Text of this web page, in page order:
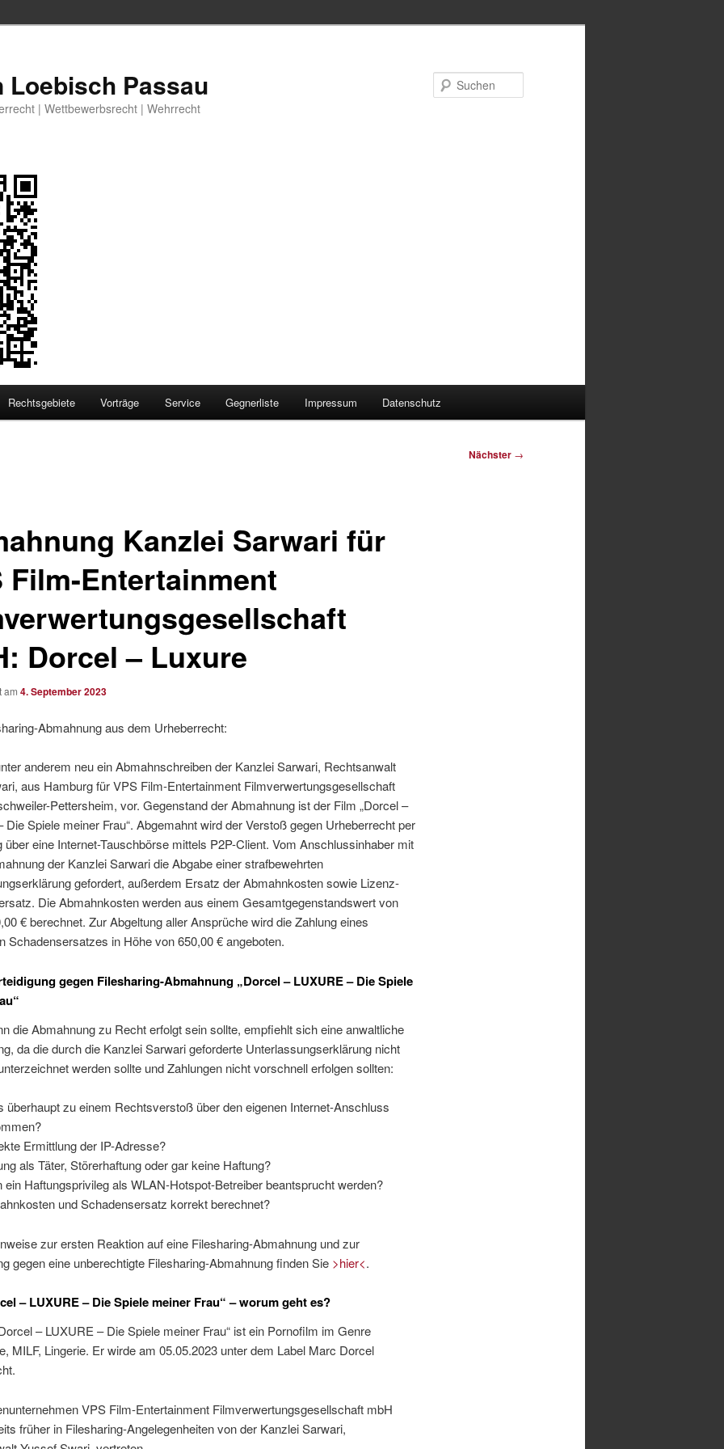
Loebisch Passau
| Wettbewerbsrecht | Wehrrecht
Rechtsgebiete Vorträge Service Gegnerliste Impressum Datenschutz
Nächster →
Kanzlei Sarwari für
Film-Entertainment
Dorcel – Luxure
am 4. September 2023
Abmahnung aus dem Urheberrecht:
anderem neu ein Abmahnschreiben der Kanzlei Sarwari, Rechtsanwalt
aus Hamburg für VPS Film-Entertainment Filmverwertungsgesellschaft
Pettersheim, vor. Gegenstand der Abmahnung ist der Film „Dorcel –
Die Spiele meiner Frau“. Abgemahnt wird der Verstoß gegen Urheberrecht per
über eine Internet-Tauschbörse mittels P2P-Client. Vom Anschlussinhaber mit
der Kanzlei Sarwari die Abgabe einer strafbewehrten
gefordert, außerdem Ersatz der Abmahnkosten sowie Lizenz-
Die Abmahnkosten werden aus einem Gesamtgegenstandswert von
€ berechnet. Zur Abgeltung aller Ansprüche wird die Zahlung eines
Schadensersatzes in Höhe von 650,00 € angeboten.
gegen Filesharing-Abmahnung „Dorcel – LUXURE – Die Spiele
die Abmahnung zu Recht erfolgt sein sollte, empfiehlt sich eine anwaltliche
da die durch die Kanzlei Sarwari geforderte Unterlassungserklärung nicht
werden sollte und Zahlungen nicht vorschnell erfolgen sollten:
überhaupt zu einem Rechtsverstoß über den eigenen Internet-Anschluss
Ermittlung der IP-Adresse?
als Täter, Störerhaftung oder gar keine Haftung?
ein Haftungsprivileg als WLAN-Hotspot-Betreiber beantsprucht werden?
und Schadensersatz korrekt berechnet?
zur ersten Reaktion auf eine Filesharing-Abmahnung und zur
gegen eine unberechtigte Filesharing-Abmahnung finden Sie >hier<.
– LUXURE – Die Spiele meiner Frau“ – worum geht es?
– LUXURE – Die Spiele meiner Frau“ ist ein Pornofilm im Genre
MILF, Lingerie. Er wirde am 05.05.2023 unter dem Label Marc Dorcel
VPS Film-Entertainment Filmverwertungsgesellschaft mbH
früher in Filesharing-Angelegenheiten von der Kanzlei Sarwari,